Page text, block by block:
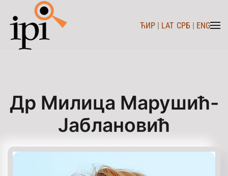
Skip to main content ЋИР | LAT СРБ | ENG
Др Милица Марушић-
Јаблановић